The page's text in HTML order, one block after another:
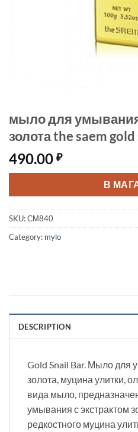
мыло для умывания
золота the saem
490.00 ₽
В
SKU:СМ840
Category: mylo
DESCRIPTION
Gold Snail Bar. Мыло для
золота, муцина улитки,
вида мыло,
умывания с экстрактом
редкостного муцина